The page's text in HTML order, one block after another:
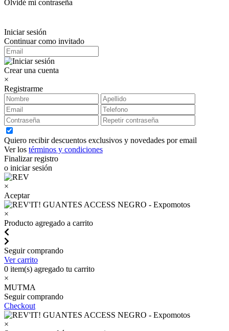
Olvidé mi contraseña
Iniciar sesión
Continuar como invitado
Crear una cuenta
×
Registrarme
Quiero recibir descuentos exclusivos y novedades por email
Ver los términos y condiciones
Finalizar registro
o iniciar sesión
×
Aceptar
×
Producto agregado a carrito
Seguir comprando
Ver carrito
0 item(s) agregado tu carrito
×
MUTMA
Seguir comprando
Checkout
×